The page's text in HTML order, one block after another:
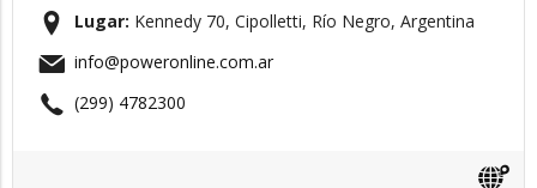
Lugar: Kennedy 70, Cipolletti, Río Negro, Argentina
info@poweronline.com.ar
(299) 4782300